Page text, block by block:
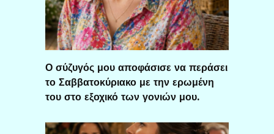
Ο σύζυγός μου αποφάσισε να περάσει
το Σαββατοκύριακο με την ερωμένη
του στο εξοχικό των γονιών μου.